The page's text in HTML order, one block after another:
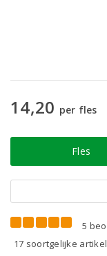
14,20 per fles
Fles
5
17 soortgelijke